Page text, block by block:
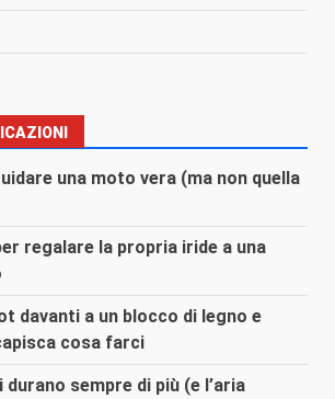
una moto vera (ma non quella
regalare la propria iride a una
davanti a un blocco di legno e
cosa farci
sempre di più (e l’aria